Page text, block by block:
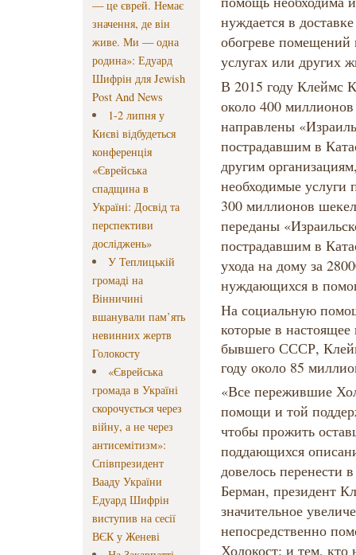
— це єврей. Немає
значення, де він
живе. Ми — одна
родина»: Едуард
Шифрін для Jewish
Post And News
1-2 липня у
Києві відбудеться
конференція
«Єврейська
спадщина в
Україні: Досвід та
перспективи
досліджень»
У Теплицькій
громаді на
Вінничині
вшанували пам’ять
невинних жертв
Голокосту
«Єврейська
громада в Україні
скорочується через
війну, а не через
антисемітизм»:
Співпрезидент
Вааду України
Едуард Шифрін
виступив на сесії
ВЄК у Женеві
нуждается в
обогреве помещений
услугах или
В 2015 году Клеймс
около 400
направлены
пострадавшим в
другим
необходимые
300 миллионов
переданы
пострадавшим в
ухода на дому за
нуждающихся в
На социальную
которые в
бывшего СССР,
году около 85
«Все пережившие
помощи и той
чтобы прожить
поддающихся
довелось перенести
Берман, президент
значительное
непосредственно
Холокост: и тем,